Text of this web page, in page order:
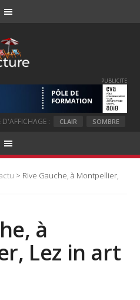
PUBLICITE
D'AFFICHAGE : CLAIR SOMBRE
> Rive Gauche, à Montpellier,
à
Lez in art